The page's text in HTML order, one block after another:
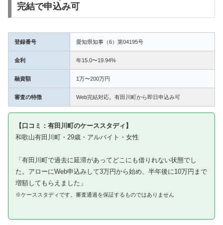
完結で申込み可
登録番号 愛知県知事（6）第04195号
金利 年15.0〜19.94%
融資額 1万〜200万円
審査の特徴 Web完結対応。有田川町から即日申込み可
【口コミ：有田川町のケーススタディ】
和歌山有田川町・29歳・アルバイト・女性
「有田川町で過去に延滞があってどこにも借りれない状態でし
た。アローにWeb申込みして3万円から始め、半年後に10万円まで
増額してもらえました」
※ケーススタディです。審査通過を保証するものではありません